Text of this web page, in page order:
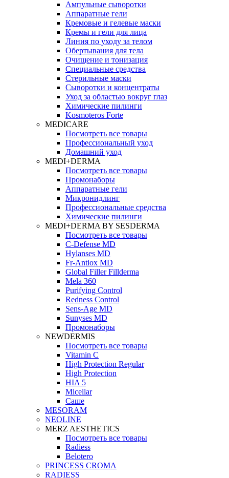
Ампульные сыворотки
Аппаратные гели
Кремовые и гелевые маски
Кремы и гели для лица
Линия по уходу за телом
Обертывания для тела
Очищение и тонизация
Специальные средства
Стерильные маски
Сыворотки и концентраты
Уход за областью вокруг глаз
Химические пилинги
Kosmoteros Forte
MEDICARE
Посмотреть все товары
Профессиональный уход
Домашний уход
MEDI+DERMA
Посмотреть все товары
Промонаборы
Аппаратные гели
Микронидлинг
Профессиональные средства
Химические пилинги
MEDI+DERMA BY SESDERMA
Посмотреть все товары
C-Defense MD
Hylanses MD
Fr‑Antiox MD
Global Filler Fillderma
Mela 360
Purifying Control
Redness Control
Sens-Age MD
Sunyses MD
Промонаборы
NEWDERMIS
Посмотреть все товары
Vitamin C
High Protection Regular
High Protection
HIA 5
Micellar
Саше
MESORAM
NEOLINE
MERZ AESTHETICS
Посмотреть все товары
Radiess
Belotero
PRINCESS CROMA
RADIESS